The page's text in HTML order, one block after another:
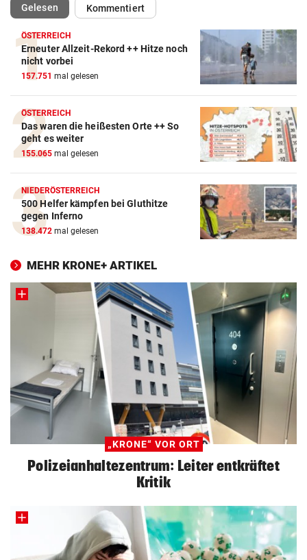
Gelesen(ausgewählt)Kommentiert
ÖSTERREICH
Erneuter Allzeit-Rekord ++ Hitze noch
nicht vorbei
157.751 mal gelesen
ÖSTERREICH
Das waren die heißesten Orte ++ So
geht es weiter
155.065 mal gelesen
NIEDERÖSTERREICH
500 Helfer kämpfen bei Gluthitze
gegen Inferno
138.472 mal gelesen
MEHR KRONE+ ARTIKEL
„KRONE“ VOR ORT
Polizeianhaltezentrum: Leiter entkräftet
Kritik